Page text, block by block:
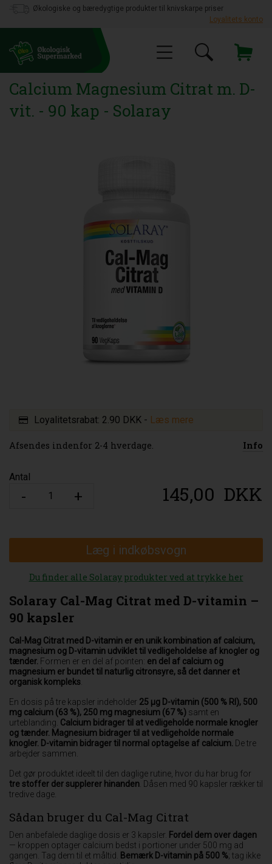
Økologiske og bæredygtige produkter til knivskarpe priser
Loyalitets konto
Calcium Magnesium Citrat m. D-
vit. - 90 kap - Solaray
Loyalitetsrabat: 2.90 DKK - Læs mere
Afsendes indenfor 2-4 hverdage. Info
Antal
145,00 DKK
Læg i indkøbsvogn
Du finder alle Solaray produkter ved at trykke her
Solaray Cal-Mag Citrat med D-vitamin –
90 kapsler
Cal-Mag Citrat med D-vitamin er en unik kombination af calcium,
magnesium og D-vitamin udviklet til vedligeholdelse af knogler og
tænder. Formen er en del af pointen: en del af calcium og
magnesium er bundet til naturlig citronsyre, så det danner et
organisk kompleks
En dosis på tre kapsler indeholder 25 µg D-vitamin (500 % RI), 500
mg calcium (63 %), 250 mg magnesium (67 %) samt en
urteblanding. Calcium bidrager til at vedligeholde normale knogler
og tænder. Magnesium bidrager til at vedligeholde normale
knogler. D-vitamin bidrager til normal optagelse af calcium. De tre
arbejder sammen.
Det gør produktet ideelt til den daglige rutine, hvor du har brug for
tre stoffer der supplerer hinanden . Dåsen med 90 kapsler rækker til
tredive dage.
Sådan bruger du Cal-Mag Citrat
Den anbefalede daglige dosis er 3 kapsler. Fordel dem over dagen
— kroppen optager calcium bedst i portioner under 500 mg ad
gangen. Tag dem til et måltid.
Bemærk D-vitamin på 500 %; tag ikke